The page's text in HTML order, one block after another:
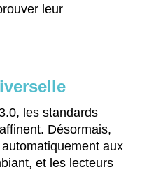
leur
les standards
Désormais,
automatiquement aux
et les lecteurs